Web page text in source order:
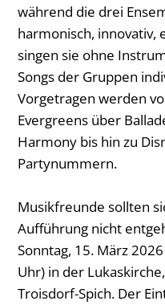
während die drei
harmonisch, innovativ,
singen sie ohne
Songs der Gruppen
Vorgetragen werden
Evergreens über
Harmony bis hin zu
Partynummern.
Musikfreunde sollten
Aufführung nicht
Sonntag, 15. März
Uhr) in der
Troisdorf-Spich. Der